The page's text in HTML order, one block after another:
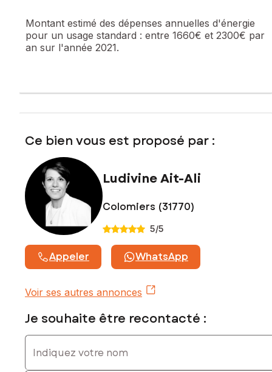
Les informations sur les risques auxquels ce bien est
exposé sont disponibles sur le site Géorisques :
Honoraires charge vendeur
commercial immatriculé au RSAC de Toulouse sous le
numéro 897 893 566
Montant estimé des dépenses annuelles d'énergie
pour un usage standard : entre 1660€ et 2300€ par
an sur l'année 2021.
Ce bien vous est proposé par :
Ludivine Ait-Ali
Colomiers (31770)
5/5
Appeler WhatsApp
Voir ses autres annonces
Je souhaite être recontacté :
Indiquez votre nom